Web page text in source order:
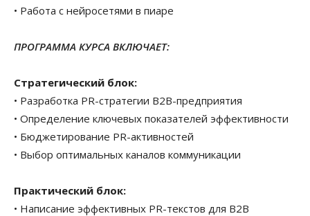
• Работа с нейросетями в пиаре
ПРОГРАММА КУРСА ВКЛЮЧАЕТ:
Стратегический блок:
• Разработка PR-стратегии В2В-предприятия
• Определение ключевых показателей эффективности
• Бюджетирование PR-активностей
• Выбор оптимальных каналов коммуникации
Практический блок:
• Написание эффективных PR-текстов для B2B